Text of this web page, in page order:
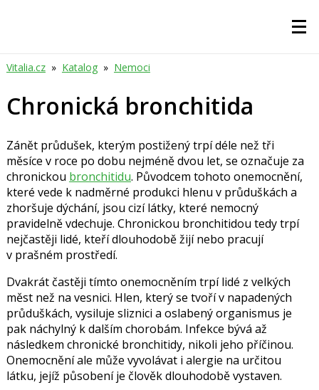
Vitalia.cz » Katalog » Nemoci
Chronická bronchitida
Zánět průdušek, kterým postižený trpí déle než tři
měsíce v roce po dobu nejméně dvou let, se označuje za
chronickou bronchitidu. Původcem tohoto onemocnění,
které vede k nadměrné produkci hlenu v průduškách a
zhoršuje dýchání, jsou cizí látky, které nemocný
pravidelně vdechuje. Chronickou bronchitidou tedy trpí
nejčastěji lidé, kteří dlouhodobě žijí nebo pracují
v prašném prostředí.
Dvakrát častěji tímto onemocněním trpí lidé z velkých
měst než na vesnici. Hlen, který se tvoří v napadených
průduškách, vysiluje sliznici a oslabený organismus je
pak náchylný k dalším chorobám. Infekce bývá až
následkem chronické bronchitidy, nikoli jeho příčinou.
Onemocnění ale může vyvolávat i alergie na určitou
látku, jejíž působení je člověk dlouhodobě vystaven.